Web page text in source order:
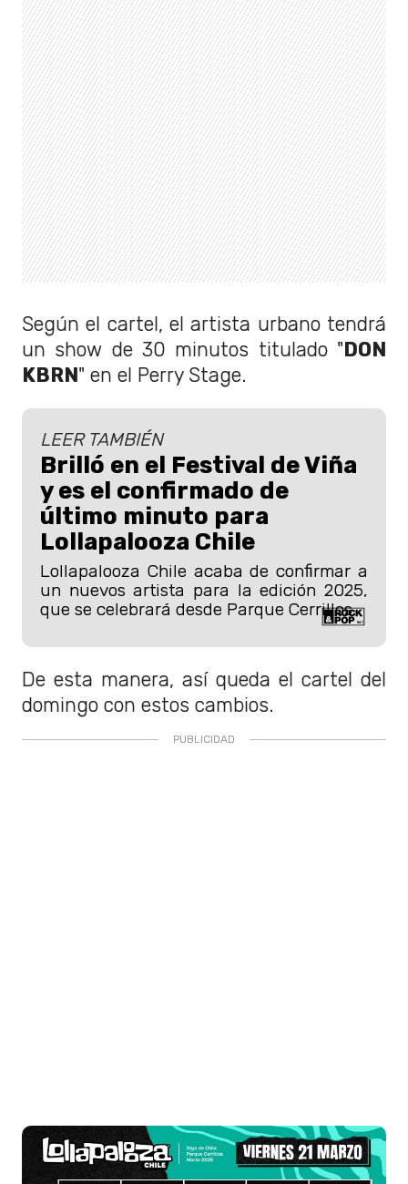
Según el cartel, el artista urbano tendrá
un show de 30 minutos titulado " DON
KBRN " en el Perry Stage.
LEER TAMBIÉN
Brilló en el Festival de Viña
y es el confirmado de
último minuto para
Lollapalooza Chile
Lollapalooza Chile acaba de confirmar a
un nuevos artista para la edición 2025,
que se celebrará desde Parque Cerrillos.
De esta manera, así queda el cartel del
domingo con estos cambios.